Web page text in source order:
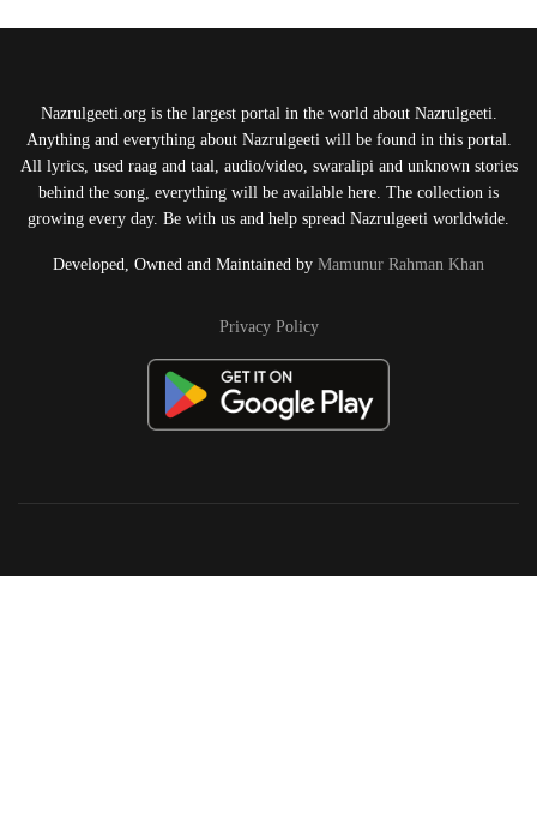
Nazrulgeeti.org is the largest portal in the world about Nazrulgeeti.
Anything and everything about Nazrulgeeti will be found in this portal.
All lyrics, used raag and taal, audio/video, swaralipi and unknown stories
behind the song, everything will be available here. The collection is
growing every day. Be with us and help spread Nazrulgeeti worldwide.
Developed, Owned and Maintained by Mamunur Rahman Khan
Privacy Policy